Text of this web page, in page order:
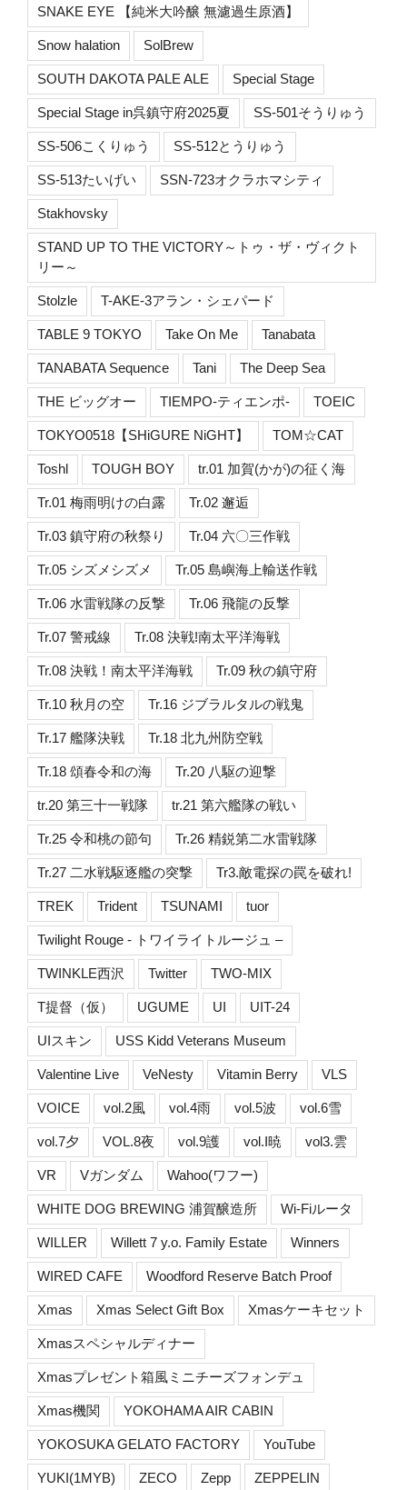
SNAKE EYE 【純米大吟醸 無濾過生原酒】
Snow halation SolBrew
SOUTH DAKOTA PALE ALE Special Stage
Special Stage in呉鎮守府2025夏 SS-501そうりゅう
SS-506こくりゅう SS-512とうりゅう
SS-513たいげい SSN-723オクラホマシティ
Stakhovsky
STAND UP TO THE VICTORY～トゥ・ザ・ヴィクト
リー～
Stolzle T-AKE-3アラン・シェパード
TABLE 9 TOKYO Take On Me Tanabata
TANABATA Sequence Tani The Deep Sea
THE ビッグオー TIEMPO-ティエンポ- TOEIC
TOKYO0518【SHiGURE NiGHT】 TOM☆CAT
Toshl TOUGH BOY tr.01 加賀(かが)の征く海
Tr.01 梅雨明けの白露 Tr.02 邂逅
Tr.03 鎮守府の秋祭り Tr.04 六〇三作戦
Tr.05 シズメシズメ Tr.05 島嶼海上輸送作戦
Tr.06 水雷戦隊の反撃 Tr.06 飛龍の反撃
Tr.07 警戒線 Tr.08 決戦!南太平洋海戦
Tr.08 決戦！南太平洋海戦 Tr.09 秋の鎮守府
Tr.10 秋月の空 Tr.16 ジブラルタルの戦鬼
Tr.17 艦隊決戦 Tr.18 北九州防空戦
Tr.18 頌春令和の海 Tr.20 八駆の迎撃
tr.20 第三十一戦隊 tr.21 第六艦隊の戦い
Tr.25 令和桃の節句 Tr.26 精鋭第二水雷戦隊
Tr.27 二水戦駆逐艦の突撃 Tr3.敵電探の罠を破れ!
TREK Trident TSUNAMI tuor
Twilight Rouge - トワイライトルージュ –
TWINKLE西沢 Twitter TWO-MIX
T提督（仮） UGUME UI UIT-24
UIスキン USS Kidd Veterans Museum
Valentine Live VeNesty Vitamin Berry VLS
VOICE vol.2風 vol.4雨 vol.5波 vol.6雪
vol.7夕 VOL.8夜 vol.9護 vol.I暁 vol3.雲
VR Vガンダム Wahoo(ワフー)
WHITE DOG BREWING 浦賀醸造所 Wi-Fiルータ
WILLER Willett 7 y.o. Family Estate Winners
WIRED CAFE Woodford Reserve Batch Proof
Xmas Xmas Select Gift Box Xmasケーキセット
Xmasスペシャルディナー
Xmasプレゼント箱風ミニチーズフォンデュ
Xmas機関 YOKOHAMA AIR CABIN
YOKOSUKA GELATO FACTORY YouTube
YUKI(1MYB) ZECO Zepp ZEPPELIN